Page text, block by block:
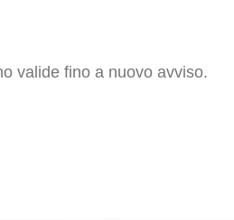
valide fino a nuovo avviso.